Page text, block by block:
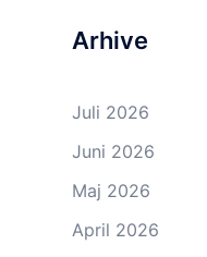
Arhive
Juli 2026
Juni 2026
Maj 2026
April 2026